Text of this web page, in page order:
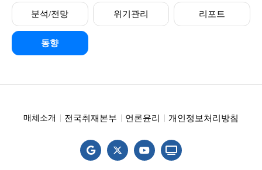
분석/전망 위기관리 리포트
동향
매체소개 전국취재본부 언론윤리 개인정보처리방침